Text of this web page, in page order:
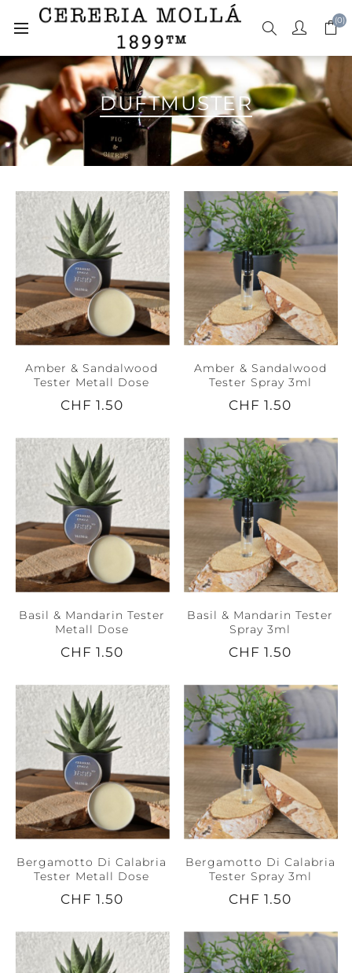
(0)
DUFTMUSTER
Amber & Sandalwood
Tester Metall Dose
CHF 1.50
Amber & Sandalwood
Tester Spray 3ml
CHF 1.50
Basil & Mandarin Tester
Metall Dose
CHF 1.50
Basil & Mandarin Tester
Spray 3ml
CHF 1.50
Bergamotto Di Calabria
Tester Metall Dose
CHF 1.50
Bergamotto Di Calabria
Tester Spray 3ml
CHF 1.50